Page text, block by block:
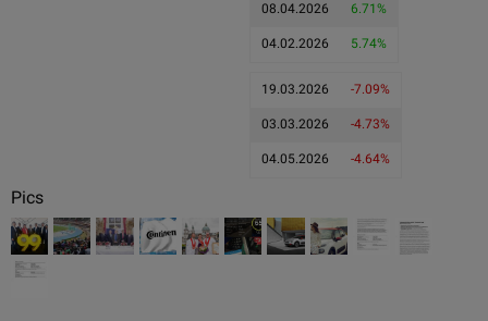
08.04.2026 6.71%
04.02.2026 5.74%
19.03.2026 -7.09%
03.03.2026 -4.73%
04.05.2026 -4.64%
Pics